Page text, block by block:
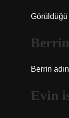
Görüldüğü
Berrin
Evin